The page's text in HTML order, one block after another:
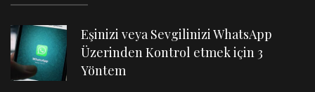
Eşinizi veya Sevgilinizi WhatsApp
Üzerinden Kontrol etmek için 3
Yöntem